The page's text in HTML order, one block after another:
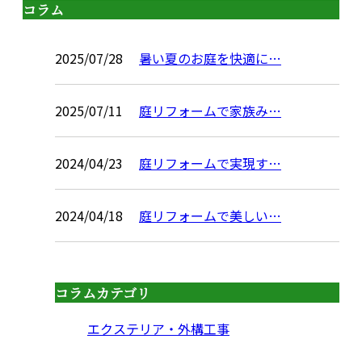
コラム
2025/07/28 暑い夏のお庭を快適に…
2025/07/11 庭リフォームで家族み…
2024/04/23 庭リフォームで実現す…
2024/04/18 庭リフォームで美しい…
コラムカテゴリ
エクステリア・外構工事